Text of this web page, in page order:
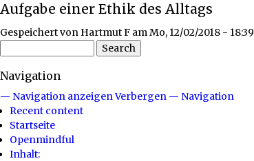
Aufgabe einer Ethik des Alltags
Gespeichert von Hartmut F amMo, 12/02/2018 - 18:39
Navigation
— Navigation anzeigenVerbergen — Navigation
Recent content
Startseite
Openmindful
Inhalt: